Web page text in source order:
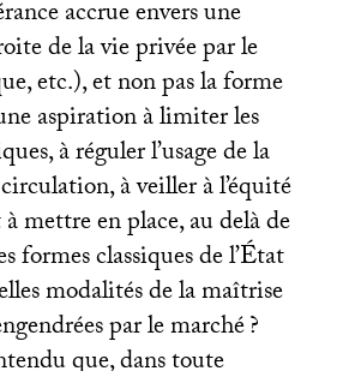
accrue envers une
de la vie privée par le
etc.), et non pas la forme
aspiration à limiter les
à réguler l’usage de la
à veiller à l’équité
mettre en place, au delà de
formes classiques de l’État
modalités de la maîtrise
par le marché?